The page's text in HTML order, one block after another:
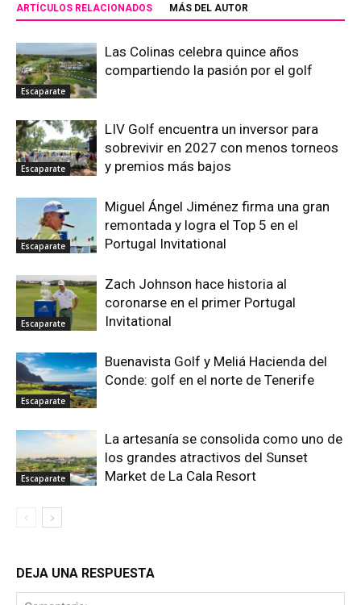
ARTÍCULOS RELACIONADOS MÁS DEL AUTOR
Escaparate
Las Colinas celebra quince años
compartiendo la pasión por el golf
Escaparate
LIV Golf encuentra un inversor para
sobrevivir en 2027 con menos torneos
y premios más bajos
Escaparate
Miguel Ángel Jiménez firma una gran
remontada y logra el Top 5 en el
Portugal Invitational
Escaparate
Zach Johnson hace historia al
coronarse en el primer Portugal
Invitational
Escaparate
Buenavista Golf y Meliá Hacienda del
Conde: golf en el norte de Tenerife
Escaparate
La artesanía se consolida como uno de
los grandes atractivos del Sunset
Market de La Cala Resort
DEJA UNA RESPUESTA